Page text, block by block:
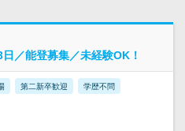
／能登募集／未経験OK！
第二新卒歓迎 学歴不問